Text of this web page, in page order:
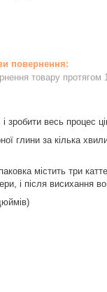
товару протягом
зробити весь процес
глини за кілька
містить три
і після висихання